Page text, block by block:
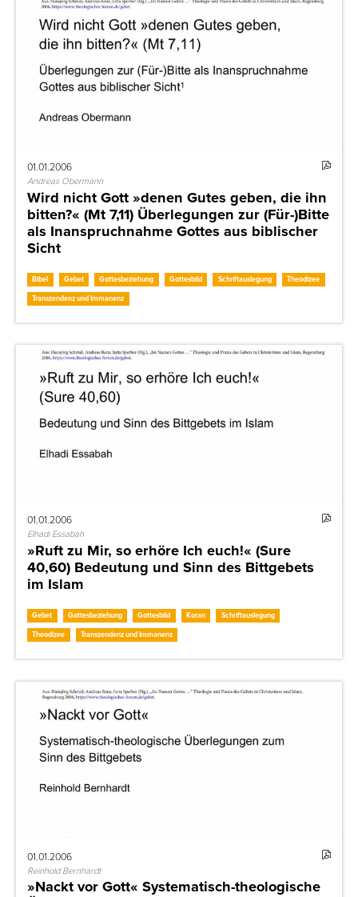
01.01.2006
Andreas Obermann
Wird nicht Gott »denen Gutes geben, die ihn
bitten?« (Mt 7,11) Überlegungen zur (Für-)Bitte
als Inanspruchnahme Gottes aus biblischer
Sicht
Bibel Gebet Gottesbeziehung Gottesbild Schriftauslegung
Theodizee
Transzendenz und Immanenz
01.01.2006
Elhadi Essabah
»Ruft zu Mir, so erhöre Ich euch!« (Sure
40,60) Bedeutung und Sinn des Bittgebets
im Islam
Gebet Gottesbeziehung Gottesbild Koran
Schriftauslegung
Theodizee
Transzendenz und Immanenz
01.01.2006
Reinhold Bernhardt
»Nackt vor Gott« Systematisch-theologische